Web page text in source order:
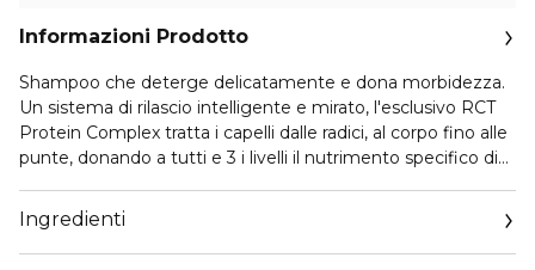
Informazioni Prodotto
Shampoo che deterge delicatamente e dona morbidezza.
Un sistema di rilascio intelligente e mirato, l'esclusivo RCT
Protein Complex tratta i capelli dalle radici, al corpo fino alle
punte, donando a tutti e 3 i livelli il nutrimento specifico di
Ingredienti